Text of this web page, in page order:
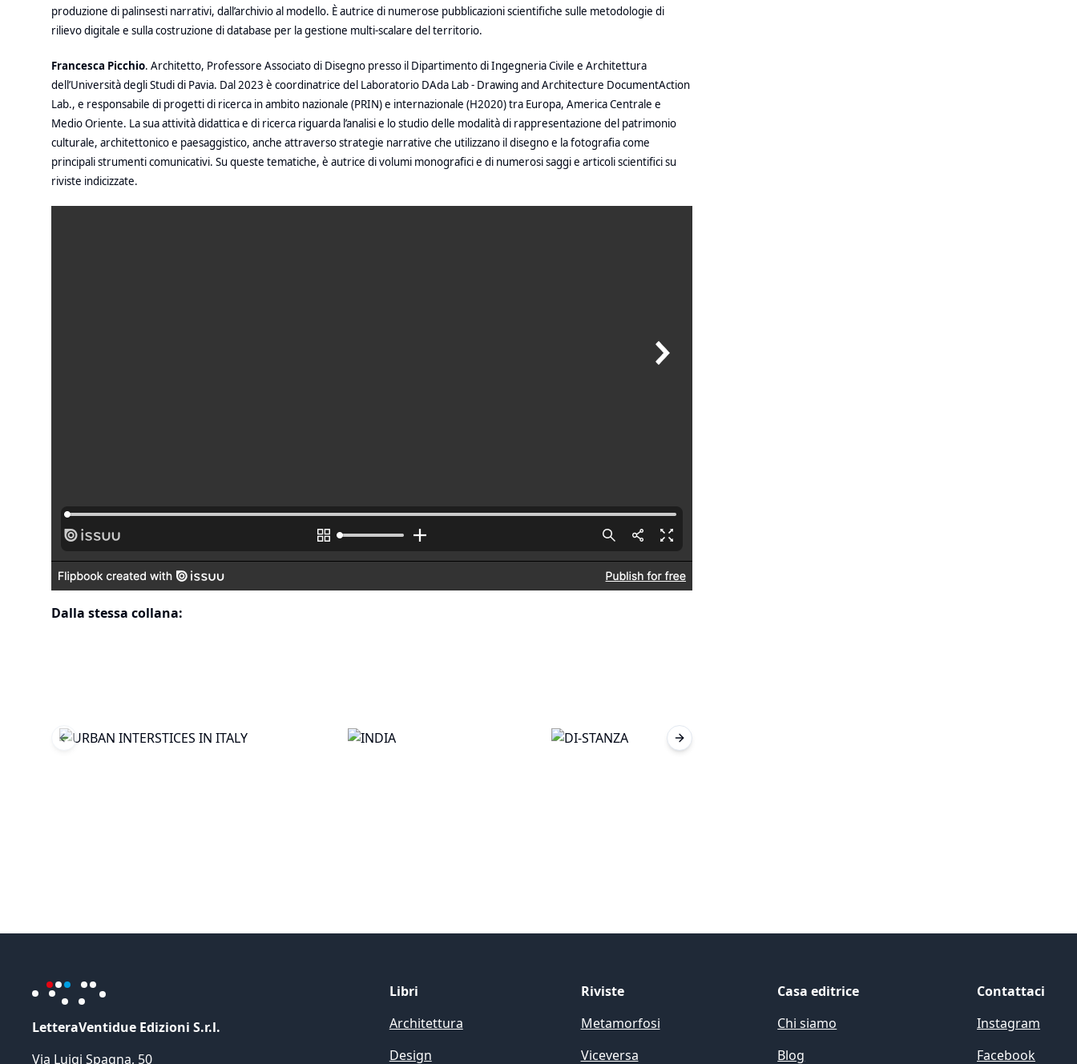
produzione di palinsesti narrativi, dall’archivio al modello. È autrice di numerose pubblicazioni scientifiche sulle metodologie di
rilievo digitale e sulla costruzione di database per la gestione multi-scalare del territorio.
Francesca Picchio. Architetto, Professore Associato di Disegno presso il Dipartimento di Ingegneria Civile e Architettura
dell’Università degli Studi di Pavia. Dal 2023 è coordinatrice del Laboratorio DAda Lab - Drawing and Architecture DocumentAction
Lab., e responsabile di progetti di ricerca in ambito nazionale (PRIN) e internazionale (H2020) tra Europa, America Centrale e
Medio Oriente. La sua attività didattica e di ricerca riguarda l’analisi e lo studio delle modalità di rappresentazione del patrimonio
culturale, architettonico e paesaggistico, anche attraverso strategie narrative che utilizzano il disegno e la fotografia come
principali strumenti comunicativi. Su queste tematiche, è autrice di volumi monografici e di numerosi saggi e articoli scientifici su
riviste indicizzate.
Dalla stessa collana:
Previous slide Next slide
LetteraVentidue Edizioni S.r.l.
Via Luigi Spagna, 50
Libri
Architettura
Design
Riviste
Metamorfosi
Viceversa
Casa editrice
Chi siamo
Blog
Contattaci
Instagram
Facebook